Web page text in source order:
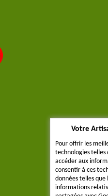
Votre
Pour offrir les
technologies telles
accéder aux
consentir à ces
données telles
informations